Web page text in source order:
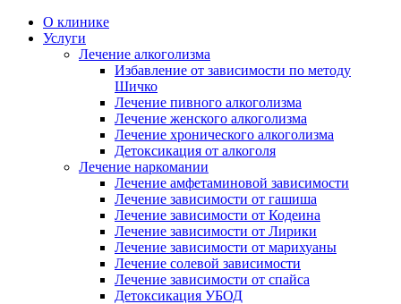
О клинике
Услуги
Лечение алкоголизма
Избавление от зависимости по методу
Шичко
Лечение пивного алкоголизма
Лечение женского алкоголизма
Лечение хронического алкоголизма
Детоксикация от алкоголя
Лечение наркомании
Лечение амфетаминовой зависимости
Лечение зависимости от гашиша
Лечение зависимости от Кодеина
Лечение зависимости от Лирики
Лечение зависимости от марихуаны
Лечение солевой зависимости
Лечение зависимости от спайса
Детоксикация УБОД